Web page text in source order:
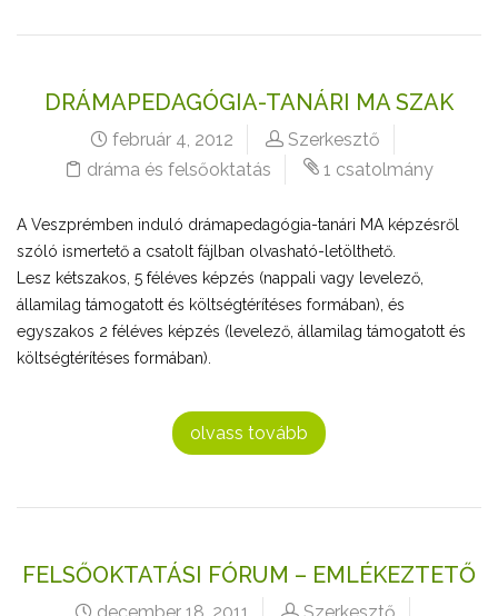
DRÁMAPEDAGÓGIA-TANÁRI MA SZAK
február 4, 2012
Szerkesztő
dráma és felsőoktatás
1 csatolmány
A Veszprémben induló drámapedagógia-tanári MA képzésről
szóló ismertető a csatolt fájlban olvasható-letölthető.
Lesz kétszakos, 5 féléves képzés (nappali vagy levelező,
államilag támogatott és költségtérítéses formában), és
egyszakos 2 féléves képzés (levelező, államilag támogatott és
költségtérítéses formában).
olvass tovább
FELSŐOKTATÁSI FÓRUM – EMLÉKEZTETŐ